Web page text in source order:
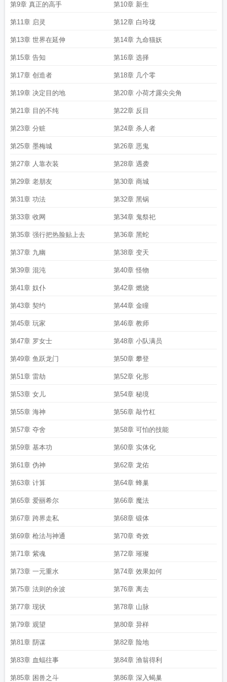
第9章 真正的高手 第10章 新生
第11章 启灵 第12章 白玲珑
第13章 世界在延伸 第14章 九命猫妖
第15章 告知 第16章 选择
第17章 创造者 第18章 几个零
第19章 决定目的地 第20章 小荷才露尖尖角
第21章 目的不纯 第22章 反目
第23章 分赃 第24章 杀人者
第25章 墨梅城 第26章 恶鬼
第27章 人靠衣装 第28章 遇袭
第29章 老朋友 第30章 商城
第31章 功法 第32章 黑锅
第33章 收网 第34章 鬼祭祀
第35章 强行把热脸贴上去 第36章 黑蛇
第37章 九幽 第38章 变天
第39章 混沌 第40章 怪物
第41章 奴仆 第42章 燃烧
第43章 契约 第44章 金瞳
第45章 玩家 第46章 教师
第47章 罗女士 第48章 小队满员
第49章 鱼跃龙门 第50章 攀登
第51章 雷劫 第52章 化形
第53章 女儿 第54章 秘境
第55章 海神 第56章 敲竹杠
第57章 夺舍 第58章 可怕的技能
第59章 基本功 第60章 实体化
第61章 伪神 第62章 龙佑
第63章 计算 第64章 蜂巢
第65章 爱丽希尔 第66章 魔法
第67章 跨界走私 第68章 锻体
第69章 枪法与神通 第70章 奇效
第71章 紫魂 第72章 璀璨
第73章 一元重水 第74章 效果如何
第75章 法则的余波 第76章 离去
第77章 现状 第78章 山脉
第79章 观望 第80章 异样
第81章 阴谋 第82章 险地
第83章 血蝠往事 第84章 渔翁得利
第85章 困兽之斗 第86章 深入蝎巢